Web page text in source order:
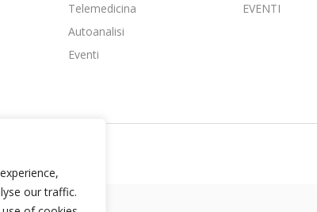
our traffic.
Telemedicina
Autoanalisi
Eventi
EVENTI